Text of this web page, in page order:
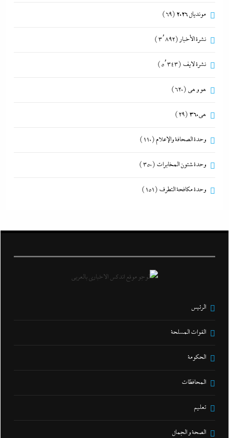
مونديال 2026 (69)
نشرة الأخبار (3٬892)
نشرة لايف (5٬343)
هو و هي (620)
هى360 (29)
وحدة الصحافة والإعلام(110)
وحدة شئون المخابرات (350)
وحدة مكافحة التطرف (151)
الرئيس
القوات المسلحة
الحكومة
المحافظات
تعليم
الصحة و الجمال